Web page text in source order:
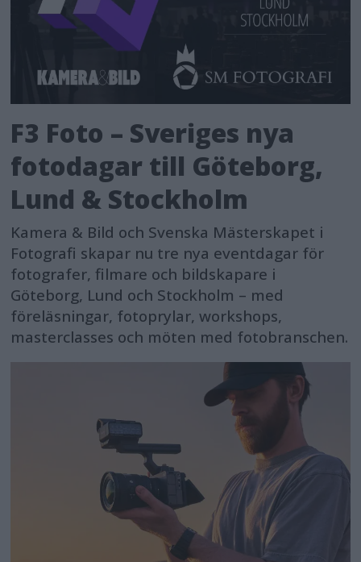
F3 Foto – Sveriges nya
fotodagar till Göteborg,
Lund & Stockholm
Kamera & Bild och Svenska Mästerskapet i
Fotografi skapar nu tre nya eventdagar för
fotografer, filmare och bildskapare i
Göteborg, Lund och Stockholm – med
föreläsningar, fotoprylar, workshops,
masterclasses och möten med fotobranschen.